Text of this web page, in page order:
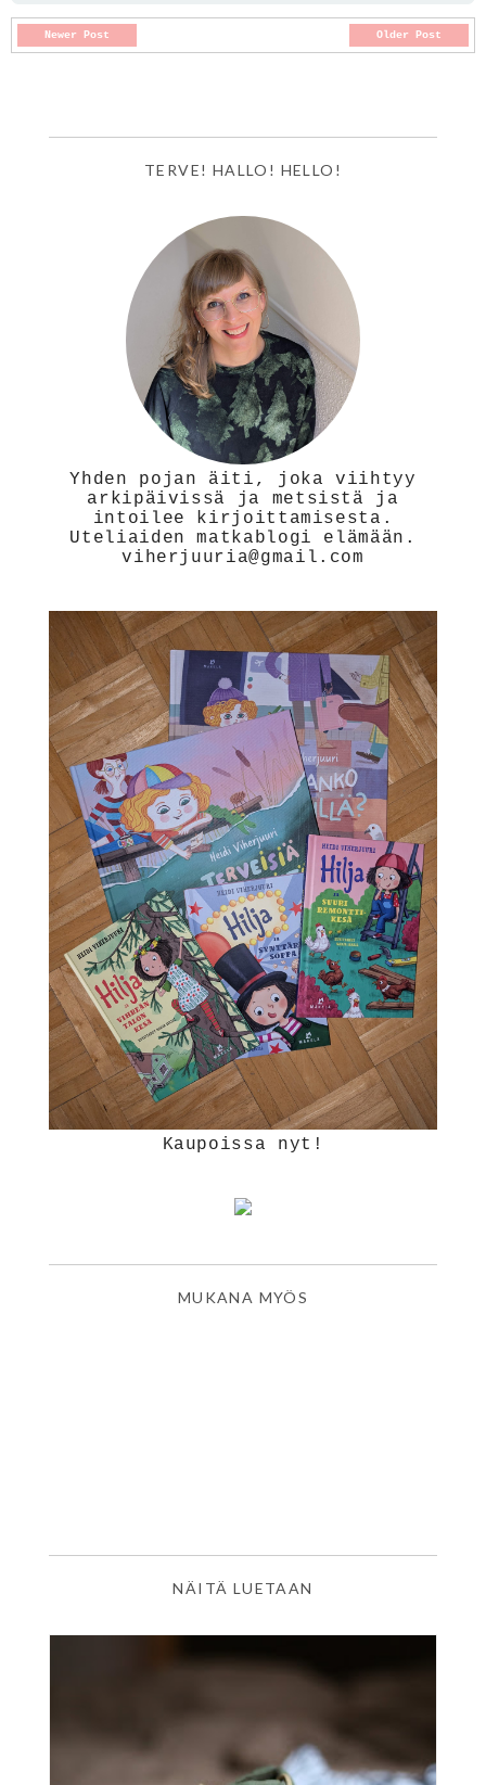
Newer Post Older Post
TERVE! HALLO! HELLO!
Yhden pojan äiti, joka viihtyy
arkipäivissä ja metsistä ja
intoilee kirjoittamisesta.
Uteliaiden matkablogi elämään.
viherjuuria@gmail.com
Kaupoissa nyt!
MUKANA MYÖS
NÄITÄ LUETAAN